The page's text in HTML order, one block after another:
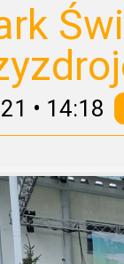
• 14:18